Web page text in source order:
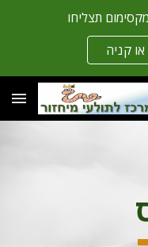
תצליחו
קניה